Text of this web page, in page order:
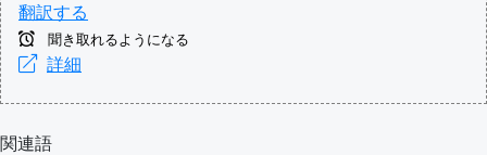
翻訳する
聞き取れるようになる
詳細
関連語